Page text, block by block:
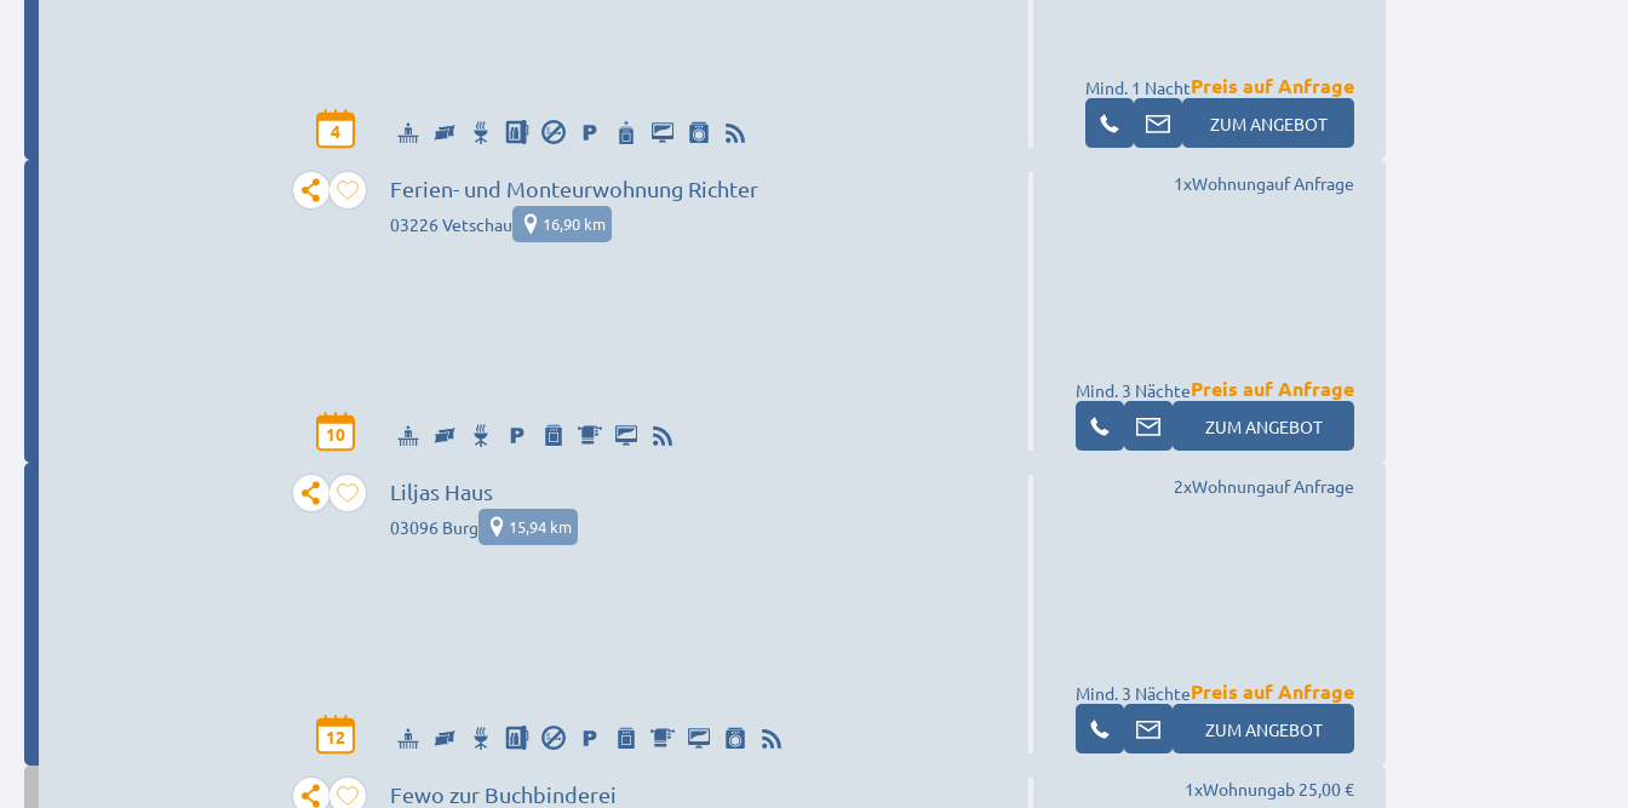
4
Mind. 1 NachtPreis auf Anfrage
ZUM ANGEBOT
10
Ferien- und Monteurwohnung Richter
03226 Vetschau 16,90 km
1xWohnungauf Anfrage
Mind. 3 NächtePreis auf Anfrage
ZUM ANGEBOT
12
Liljas Haus
03096 Burg 15,94 km
2xWohnungauf Anfrage
Mind. 3 NächtePreis auf Anfrage
ZUM ANGEBOT
Fewo zur Buchbinderei 1xWohnungab 25,00 €